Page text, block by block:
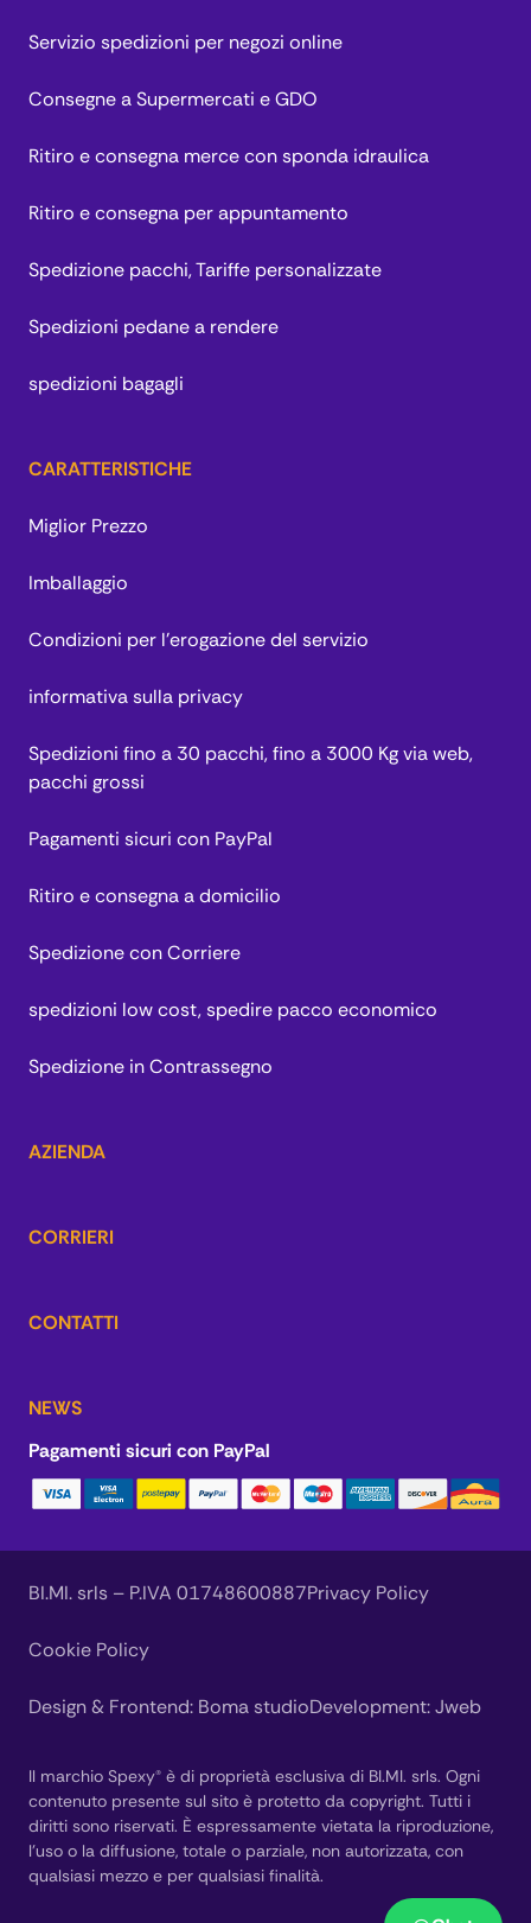
Servizio spedizioni per negozi online
Consegne a Supermercati e GDO
Ritiro e consegna merce con sponda idraulica
Ritiro e consegna per appuntamento
Spedizione pacchi, Tariffe personalizzate
Spedizioni pedane a rendere
spedizioni bagagli
CARATTERISTICHE
Miglior Prezzo
Imballaggio
Condizioni per l’erogazione del servizio
informativa sulla privacy
Spedizioni fino a 30 pacchi, fino a 3000 Kg via web,
pacchi grossi
Pagamenti sicuri con PayPal
Ritiro e consegna a domicilio
Spedizione con Corriere
spedizioni low cost, spedire pacco economico
Spedizione in Contrassegno
AZIENDA
CORRIERI
CONTATTI
NEWS
Pagamenti sicuri con PayPal
BI.MI. srls – P.IVA 01748600887Privacy Policy
Cookie Policy
Design & Frontend: Boma studioDevelopment:Jweb
Il marchio Spexy® è di proprietà esclusiva di BI.MI. srls. Ogni
contenuto presente sul sito è protetto da copyright. Tutti i
diritti sono riservati. È espressamente vietata la riproduzione,
l’uso o la diffusione, totale o parziale, non autorizzata, con
qualsiasi mezzo e per qualsiasi finalità.